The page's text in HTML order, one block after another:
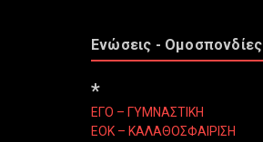
Ενώσεις - Ομοσπονδίες
*
ΕΓΟ – ΓΥΜΝΑΣΤΙΚΗ
ΕΟΚ – ΚΑΛΑΘΟΣΦΑΙΡΙΣΗ